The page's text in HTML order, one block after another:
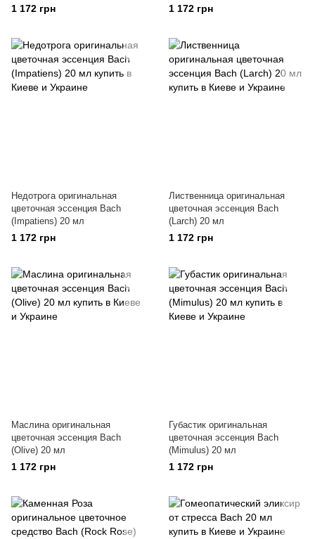
1 172 грн 1 172 грн
Недотрога оригинальная
цветочная эссенция Bach
(Impatiens) 20 мл
1 172 грн
Лиственница оригинальная
цветочная эссенция Bach
(Larch) 20 мл
1 172 грн
Маслина оригинальная
цветочная эссенция Bach
(Olive) 20 мл
1 172 грн
Губастик оригинальная
цветочная эссенция Bach
(Mimulus) 20 мл
1 172 грн